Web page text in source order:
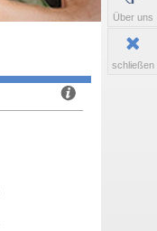
Über uns
schließen